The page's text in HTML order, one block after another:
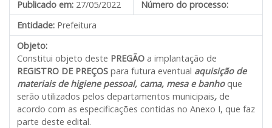
Publicado em: 27/05/2022
Número do processo:
Entidade: Prefeitura
Objeto:
Constitui objeto deste PREGÃO a implantação de
REGISTRO DE PREÇOS para futura eventual aquisição de
materiais de higiene pessoal, cama, mesa e banho que
serão utilizados pelos departamentos municipais, de
acordo com as especificações contidas no Anexo I, que faz
parte deste edital.